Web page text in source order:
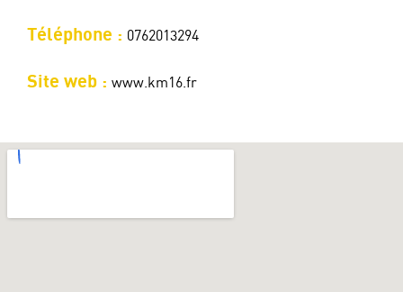
Téléphone : 0762013294
Site web : www.km16.fr